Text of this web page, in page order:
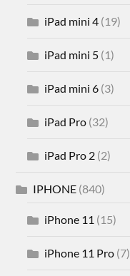
iPad mini 4 (19)
iPad mini 5 (1)
iPad mini 6 (3)
iPad Pro (32)
iPad Pro 2 (2)
IPHONE (840)
iPhone 11 (15)
iPhone 11 Pro (7)